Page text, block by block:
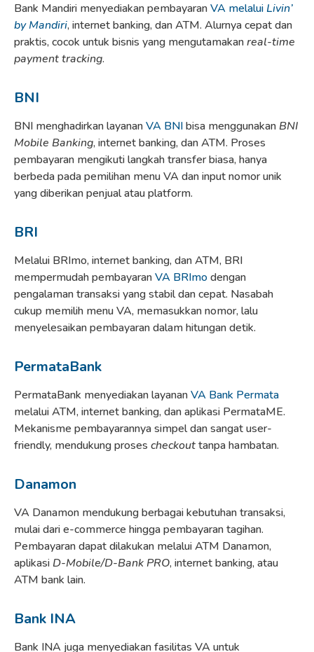
Bank Mandiri menyediakan pembayaranVA melalui Livin’
by Mandiri, internet banking, dan ATM. Alurnya cepat dan
praktis, cocok untuk bisnis yang mengutamakanreal-time
payment tracking.
BNI
BNI menghadirkan layananVA BNIbisa menggunakan BNI
Mobile Banking, internet banking, dan ATM. Proses
pembayaran mengikuti langkah transfer biasa, hanya
berbeda pada pemilihan menu VA dan input nomor unik
yang diberikan penjual atau platform.
BRI
Melalui BRImo, internet banking, dan ATM, BRI
mempermudah pembayaranVA BRImodengan
pengalaman transaksi yang stabil dan cepat. Nasabah
cukup memilih menu VA, memasukkan nomor, lalu
menyelesaikan pembayaran dalam hitungan detik.
PermataBank
PermataBank menyediakan layananVA Bank Permata
melalui ATM, internet banking, dan aplikasi PermataME.
Mekanisme pembayarannya simpel dan sangat user-
friendly, mendukung proses checkouttanpa hambatan.
Danamon
VA Danamon mendukung berbagai kebutuhan transaksi,
mulai dari e-commerce hingga pembayaran tagihan.
Pembayaran dapat dilakukan melalui ATM Danamon,
aplikasi D-Mobile/D-Bank PRO, internet banking, atau
ATM bank lain.
Bank INA
Bank INA juga menyediakan fasilitas VA untuk